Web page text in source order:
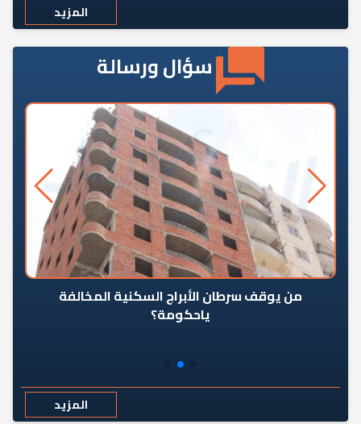
المزيد
سؤال ورسالة
من يوقف سرطان الأبراج السكنية المخالفة
ياحكومة؟
المزيد